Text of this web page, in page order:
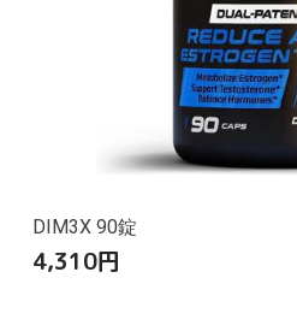
DIM3X 90錠
4,310円